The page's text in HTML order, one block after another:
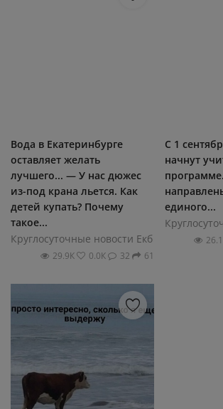
Вода в Екатеринбурге
оставляет желать
лучшего... — У нас дюжес
из-под крана льется. Как
детей купать? Почему
такое...
Круглосуточные новости Екб
29.9К 0.0К 32 61
С 1
начнут
единого...